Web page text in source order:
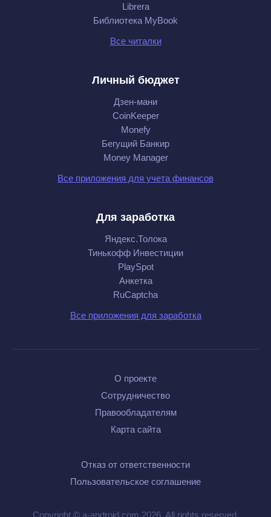
Librera
Библиотека MyBook
Все читалки
Личный бюджет
Дзен-мани
CoinKeeper
Monefy
Бегущий Банкир
Money Manager
Все приложения для учета финансов
Для заработка
Яндекс.Толока
Тинькофф Инвестиции
PlaySpot
Анкетка
RuCaptcha
Все приложения для заработка
О проекте
Сотрудничество
Правообладателям
Карта сайта
Отказ от ответственности
Пользовательское соглашение
Copyright © a-android.com 2026. All rights reserved.